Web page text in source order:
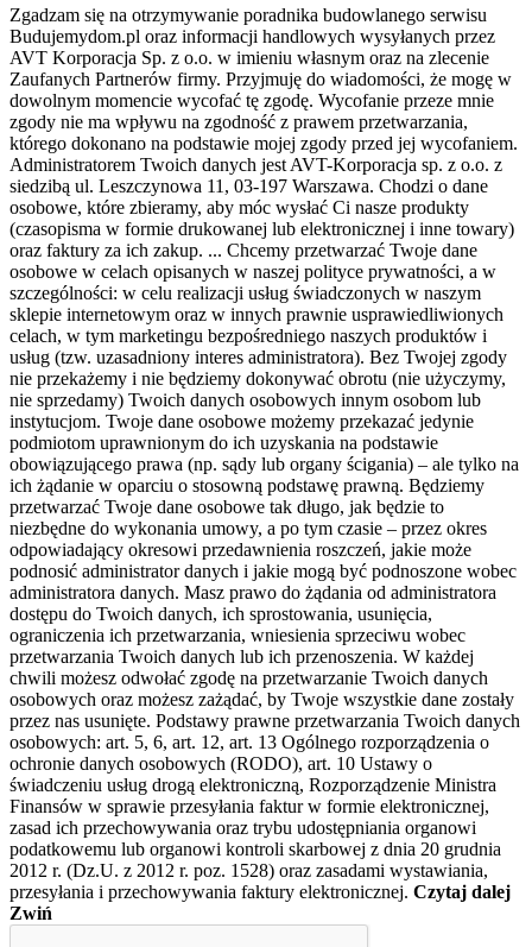
Zgadzam się na otrzymywanie poradnika budowlanego serwisu
Budujemydom.pl oraz informacji handlowych wysyłanych przez
AVT Korporacja Sp. z o.o. w imieniu własnym oraz na zlecenie
Zaufanych Partnerów firmy. Przyjmuję do wiadomości, że mogę w
dowolnym momencie wycofać tę zgodę. Wycofanie przeze mnie
zgody nie ma wpływu na zgodność z prawem przetwarzania,
którego dokonano na podstawie mojej zgody przed jej wycofaniem.
Administratorem Twoich danych jest AVT-Korporacja sp. z o.o. z
siedzibą ul. Leszczynowa 11, 03-197 Warszawa. Chodzi o dane
osobowe, które zbieramy, aby móc wysłać Ci nasze produkty
(czasopisma w formie drukowanej lub elektronicznej i inne towary)
oraz faktury za ich zakup. ... Chcemy przetwarzać Twoje dane
osobowe w celach opisanych w naszej polityce prywatności, a w
szczególności: w celu realizacji usług świadczonych w naszym
sklepie internetowym oraz w innych prawnie usprawiedliwionych
celach, w tym marketingu bezpośredniego naszych produktów i
usług (tzw. uzasadniony interes administratora). Bez Twojej zgody
nie przekażemy i nie będziemy dokonywać obrotu (nie użyczymy,
nie sprzedamy) Twoich danych osobowych innym osobom lub
instytucjom. Twoje dane osobowe możemy przekazać jedynie
podmiotom uprawnionym do ich uzyskania na podstawie
obowiązującego prawa (np. sądy lub organy ścigania) – ale tylko na
ich żądanie w oparciu o stosowną podstawę prawną. Będziemy
przetwarzać Twoje dane osobowe tak długo, jak będzie to
niezbędne do wykonania umowy, a po tym czasie – przez okres
odpowiadający okresowi przedawnienia roszczeń, jakie może
podnosić administrator danych i jakie mogą być podnoszone wobec
administratora danych. Masz prawo do żądania od administratora
dostępu do Twoich danych, ich sprostowania, usunięcia,
ograniczenia ich przetwarzania, wniesienia sprzeciwu wobec
przetwarzania Twoich danych lub ich przenoszenia. W każdej
chwili możesz odwołać zgodę na przetwarzanie Twoich danych
osobowych oraz możesz zażądać, by Twoje wszystkie dane zostały
przez nas usunięte. Podstawy prawne przetwarzania Twoich danych
osobowych: art. 5, 6, art. 12, art. 13 Ogólnego rozporządzenia o
ochronie danych osobowych (RODO), art. 10 Ustawy o
świadczeniu usług drogą elektroniczną, Rozporządzenie Ministra
Finansów w sprawie przesyłania faktur w formie elektronicznej,
zasad ich przechowywania oraz trybu udostępniania organowi
podatkowemu lub organowi kontroli skarbowej z dnia 20 grudnia
2012 r. (Dz.U. z 2012 r. poz. 1528) oraz zasadami wystawiania,
przesyłania i przechowywania faktury elektronicznej. Czytaj dalej
Zwiń